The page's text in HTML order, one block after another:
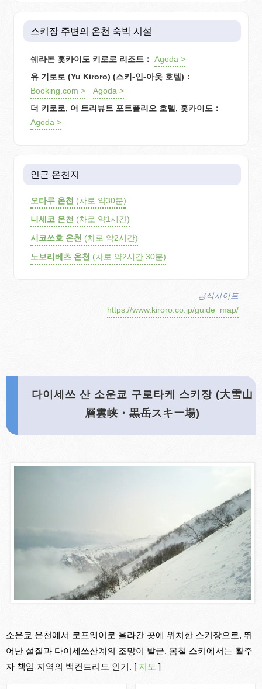
스키장 주변의 온천 숙박 시설
쉐라톤 홋카이도 키로로 리조트： Agoda >
유 기로로 (Yu Kiroro) (스키-인-아웃 호텔)：
Booking.com >
Agoda >
더 키로로, 어 트리뷰트 포트폴리오 호텔, 홋카이도：
Agoda >
인근 온천지
오타루 온천 (차로 약30분)
니세코 온천 (차로 약1시간)
시코쓰호 온천 (차로 약2시간)
노보리베츠 온천 (차로 약2시간 30분)
공식사이트
https://www.kiroro.co.jp/guide_map/
다이세쓰 산 소운쿄 구로타케 스키장 (大雪山
層雲峡・黒岳スキー場)
소운쿄 온천에서 로프웨이로 올라간 곳에 위치한 스키장으로, 뛰
어난 설질과 다이세쓰산계의 조망이 발군. 봄철 스키에서는 활주
자 책임 지역의 백컨트리도 인기. [ 지도 ]